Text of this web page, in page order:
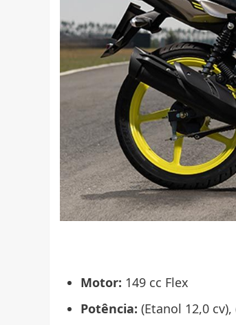
Motor: 149 cc Flex
Potência: (Etanol 12,0